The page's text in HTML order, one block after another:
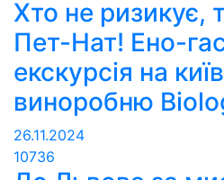
Хто не ризикує,
Пет-Нат! Ено-
екскурсія на
виноробню
26.11.2024
10736